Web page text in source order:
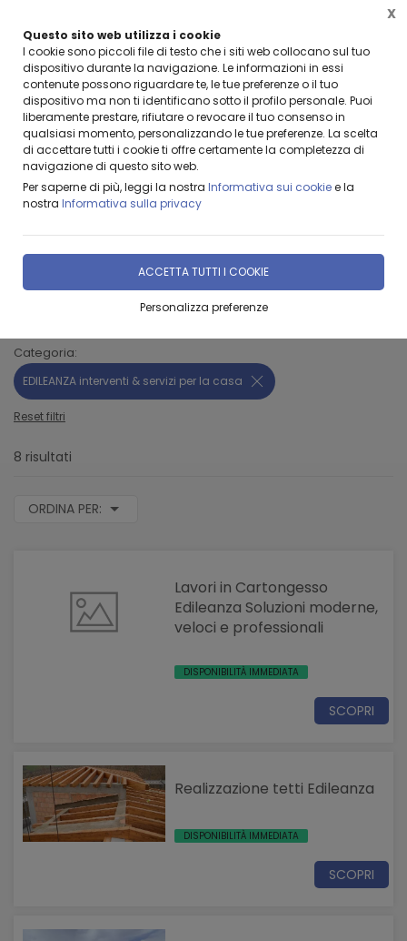
Questo sito web utilizza i cookie
I cookie sono piccoli file di testo che i siti web collocano sul tuo
dispositivo durante la navigazione. Le informazioni in essi
contenute possono riguardare te, le tue preferenze o il tuo
dispositivo ma non ti identificano sotto il profilo personale. Puoi
liberamente prestare, rifiutare o revocare il tuo consenso in
qualsiasi momento, personalizzando le tue preferenze. La scelta
di accettare tutti i cookie ti offre certamente la completezza di
navigazione di questo sito web.
Per saperne di più, leggi la nostra Informativa sui cookiee la
nostra Informativa sulla privacy
ACCETTA TUTTI I COOKIE
Personalizza preferenze
X
BENVENUTI DA LEANZA GROUP
Home Prodotti & Servizi SERVIZI
EDILEANZA interventi & servizi per la
casa
Categoria:
EDILEANZA interventi & servizi per la casa
Reset filtri
8 risultati
ORDINA PER:
Lavori in Cartongesso
Edileanza Soluzioni moderne,
veloci e professionali
DISPONIBILITÀ IMMEDIATA
SCOPRI
Realizzazione tetti Edileanza
DISPONIBILITÀ IMMEDIATA
SCOPRI